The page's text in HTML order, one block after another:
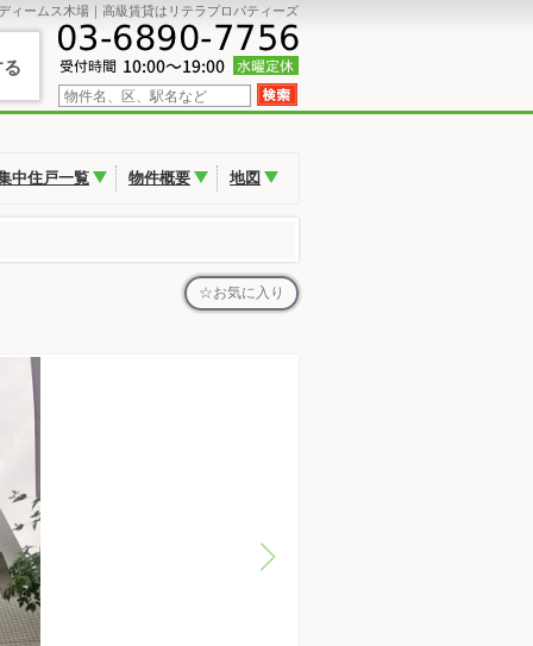
ィームス木場｜高級賃貸はリテラプロパティーズ
中住戸一覧 物件概要 地図
お気に入り